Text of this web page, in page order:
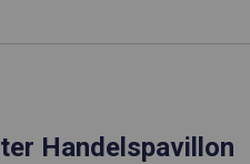
Handelspavillon